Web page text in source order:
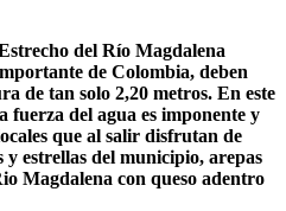
del Río Magdalena
de Colombia, deben
de tan solo 2,20 metros. En este
fuerza del agua es imponente y
que al salir disfrutan de
estrellas del municipio, arepas
Magdalena con queso adentro